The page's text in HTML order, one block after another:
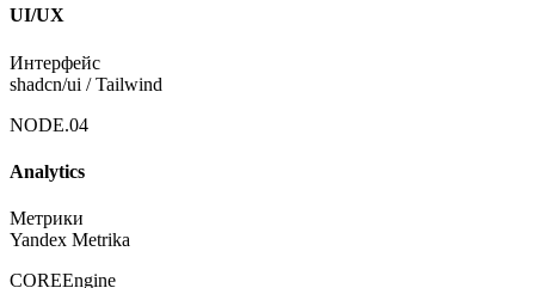
UI/UX
Интерфейс
shadcn/ui / Tailwind
NODE.04
Analytics
Метрики
Yandex Metrika
COREEngine